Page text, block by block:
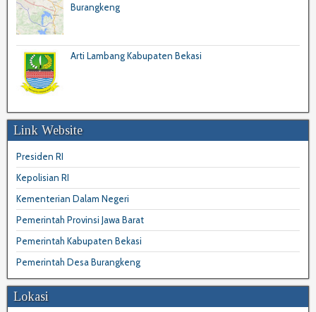
Burangkeng
Arti Lambang Kabupaten Bekasi
Link Website
Presiden RI
Kepolisian RI
Kementerian Dalam Negeri
Pemerintah Provinsi Jawa Barat
Pemerintah Kabupaten Bekasi
Pemerintah Desa Burangkeng
Lokasi